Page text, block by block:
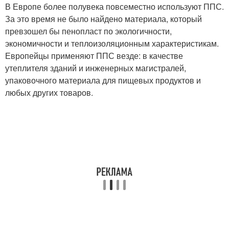
В Европе более полувека повсеместно используют ППС.
За это время не было найдено материала, который
превзошел бы пенопласт по экологичности,
экономичности и теплоизоляционным характеристикам.
Европейцы применяют ППС везде: в качестве
утеплителя зданий и инженерных магистралей,
упаковочного материала для пищевых продуктов и
любых других товаров.